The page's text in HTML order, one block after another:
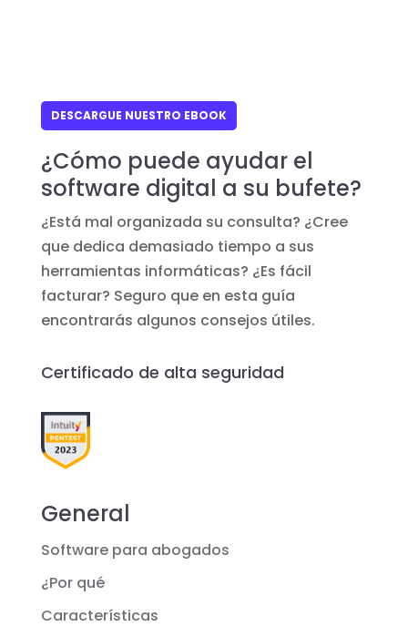
DESCARGUE NUESTRO EBOOK
¿Cómo puede ayudar el
software digital a su bufete?
¿Está mal organizada su consulta? ¿Cree
que dedica demasiado tiempo a sus
herramientas informáticas? ¿Es fácil
facturar? Seguro que en esta guía
encontrarás algunos consejos útiles.
Certificado de alta seguridad
General
Software para abogados
¿Por qué
Características